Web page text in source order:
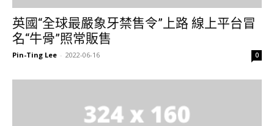
英國“全球最嚴象牙禁售令”上路 線上平台冒
名“牛骨”照常販售
Pin-Ting Lee - 2022-06-16 0